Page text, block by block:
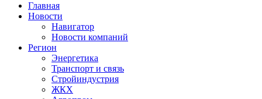
Главная
Новости
Навигатор
Новости компаний
Регион
Энергетика
Транспорт и связь
Стройиндустрия
ЖКХ